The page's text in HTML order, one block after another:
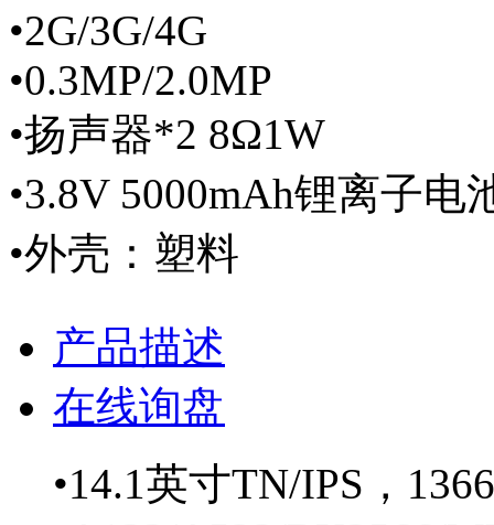
•2G/3G/4G
•0.3MP/2.0MP
•扬声器*2 8Ω1W
•3.8V 5000mAh锂离子电
•外壳：塑料
产品描述
在线询盘
•14.1英寸TN/IPS，